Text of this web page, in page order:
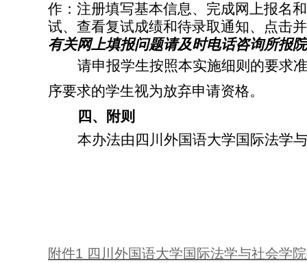
作：注册填写基本信息、完成网上报名
试、查看复试成绩和待录取通知、点击
有关网上填报问题请及时电话咨询所报
请申报学生按照本实施细则的要求
序要求的学生视为放弃申请资格。
四、附则
本办法由四川外国语大学国际法学
附件1 四川外国语大学国际法学与社会学